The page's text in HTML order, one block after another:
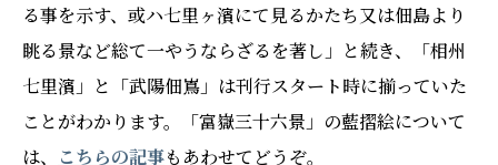
る事を示す、或ハ七里ヶ濱にて見るかたち又は佃島より
眺る景など総て一やうならざるを著し」と続き、「相州
七里濱」と「武陽佃嶌」は刊行スタート時に揃っていた
ことがわかります。「富嶽三十六景」の藍摺絵について
は、
こちらの記事もあわせてどうぞ。